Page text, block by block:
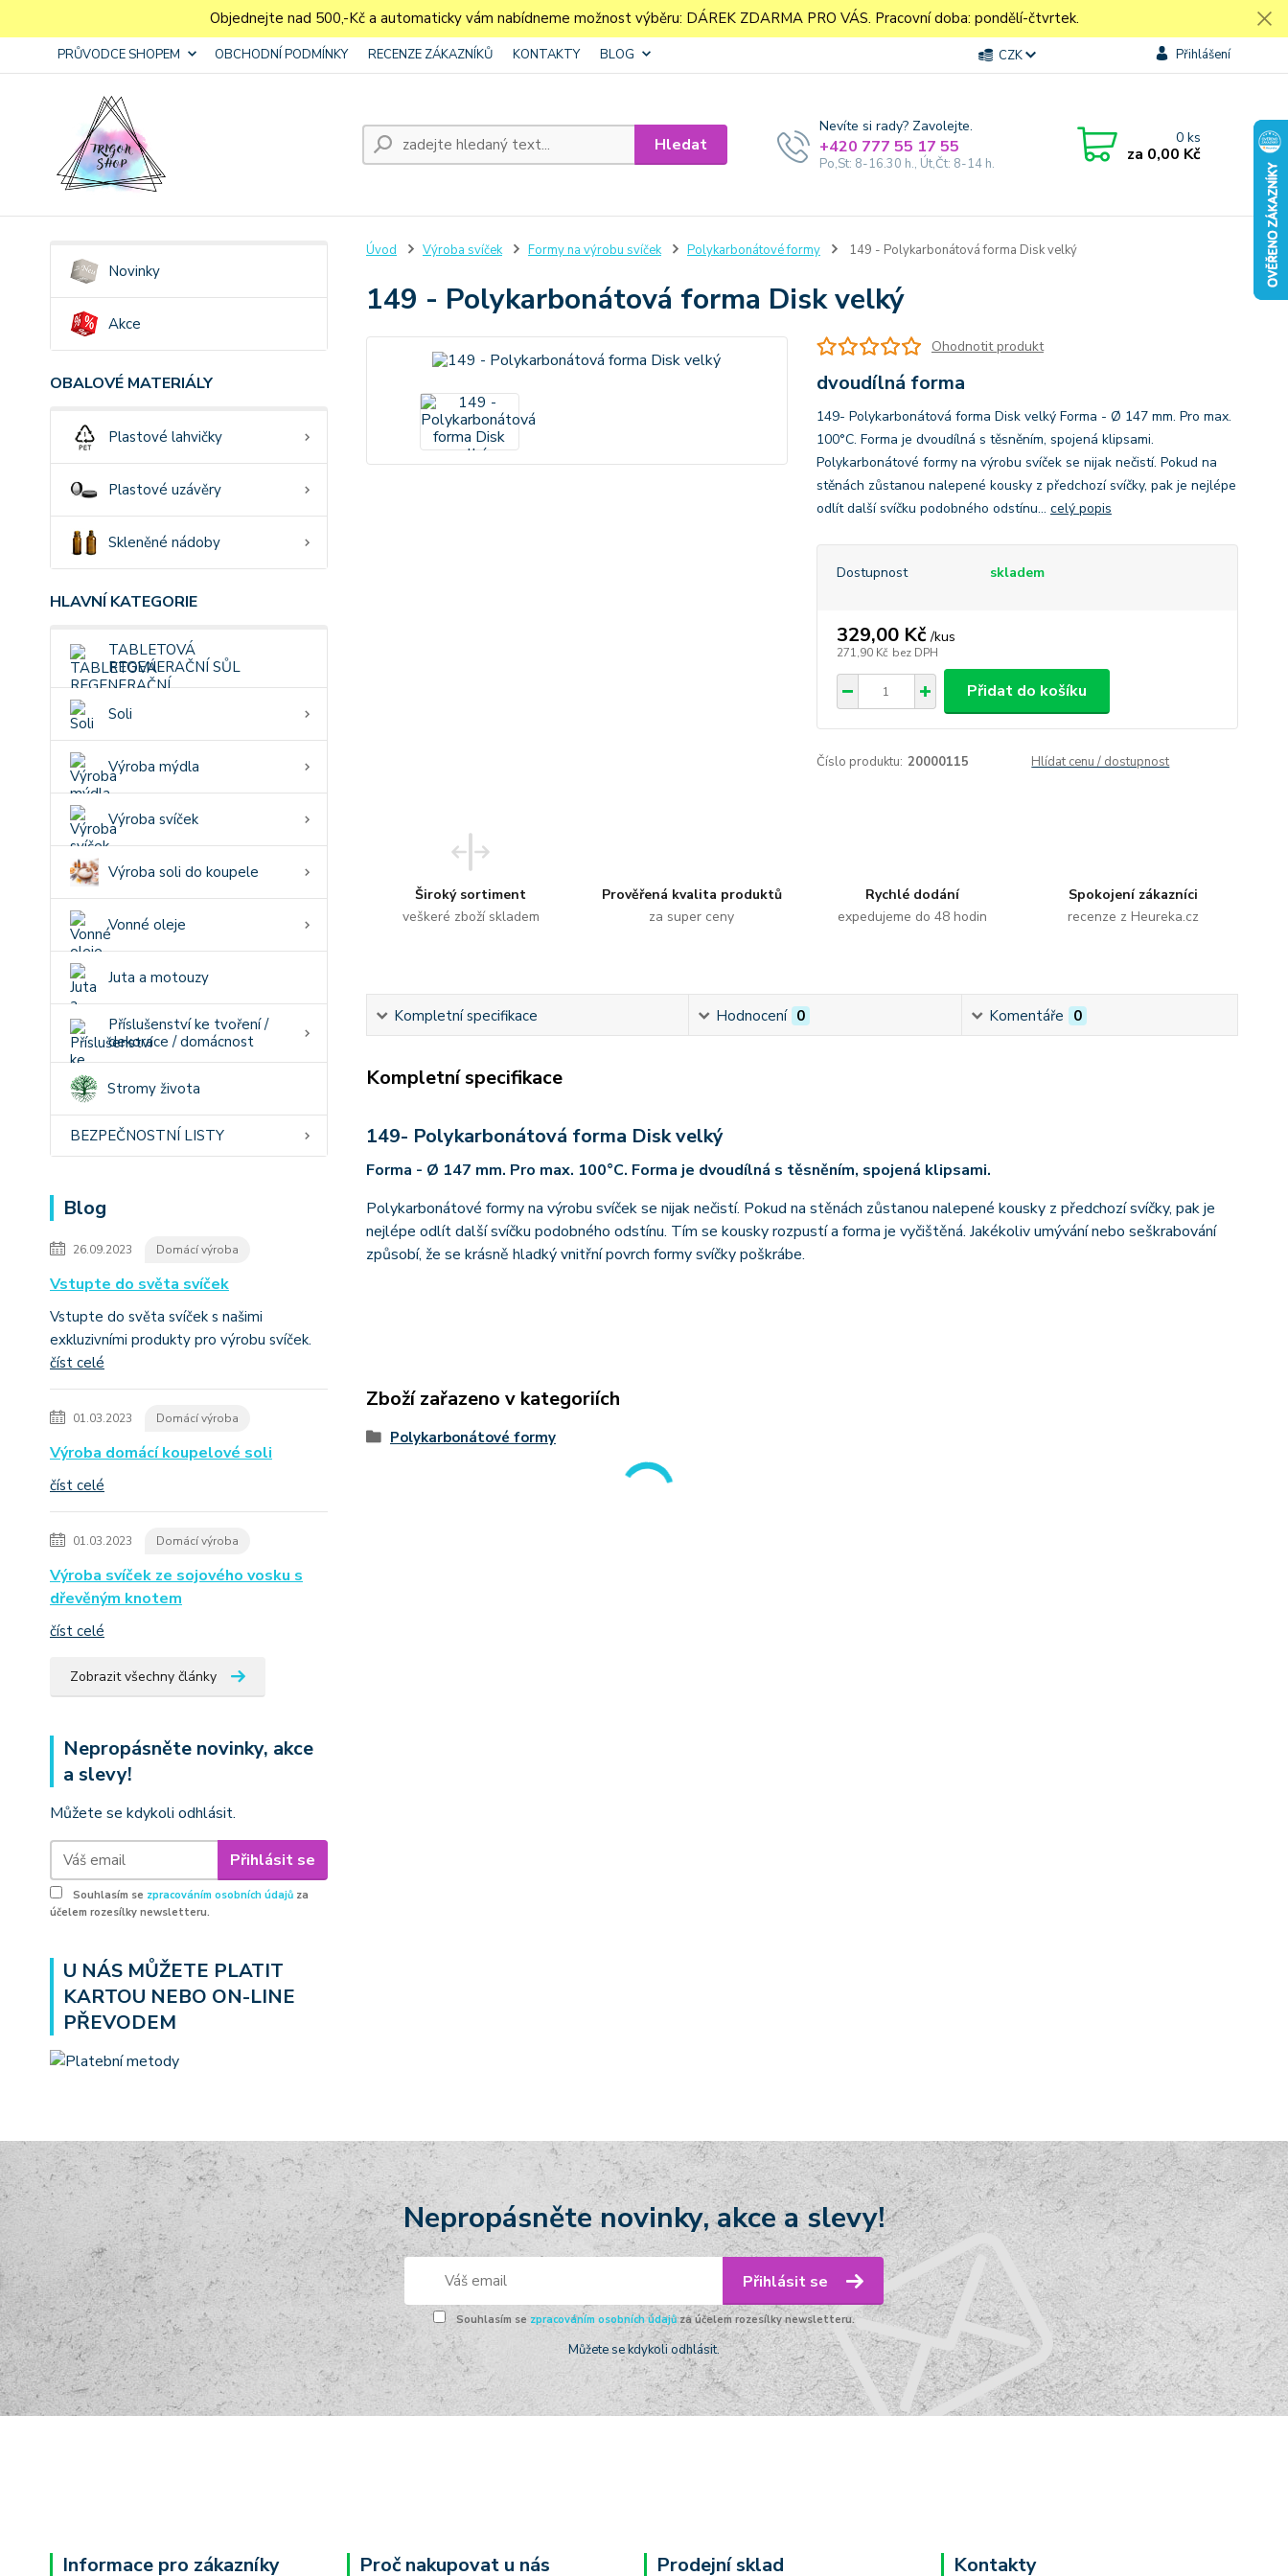
Objednejte nad 500,-Kč a automaticky vám nabídneme možnost výběru: DÁREK ZDARMA PRO VÁS. Pracovní doba: pondělí-čtvrtek.
PRŮVODCE SHOPEM OBCHODNÍ PODMÍNKY RECENZE ZÁKAZNÍKŮ KONTAKTY BLOG CZK Přihlášení
Hledat
Nevíte si rady? Zavolejte.
+420 777 55 17 55
Po,St: 8-16.30 h., Út,Čt: 8-14 h.
0ks
za 0,00 Kč
Novinky
Akce
OBALOVÉ MATERIÁLY
Plastové lahvičky
Plastové uzávěry
Skleněné nádoby
HLAVNÍ KATEGORIE
TABLETOVÁ
REGENERAČNÍ SŮL
Soli
Výroba mýdla
Výroba svíček
Výroba soli do koupele
Vonné oleje
Juta a motouzy
Příslušenství ke tvoření /
dekorace / domácnost
Stromy života
BEZPEČNOSTNÍ LISTY
Blog
26.09.2023 Domácí výroba
Vstupte do světa svíček
Vstupte do světa svíček s našimi
exkluzivními produkty pro výrobu svíček.
číst celé
01.03.2023 Domácí výroba
Výroba domácí koupelové soli
číst celé
01.03.2023 Domácí výroba
Výroba svíček ze sojového vosku s
dřevěným knotem
číst celé
Zobrazit všechny články
Nepropásněte novinky, akce
a slevy!
Můžete se kdykoli odhlásit.
Přihlásit se
Souhlasím se zpracováním osobních údajů za
účelem rozesílky newsletteru.
U NÁS MŮŽETE PLATIT
KARTOU NEBO ON-LINE
PŘEVODEM
Úvod Výroba svíček Formy na výrobu svíček Polykarbonátové formy 149 - Polykarbonátová forma Disk velký
149 - Polykarbonátová forma Disk velký
Ohodnotit produkt
dvoudílná forma
149- Polykarbonátová forma Disk velký Forma - Ø 147 mm. Pro max.
100°C. Forma je dvoudílná s těsněním, spojená klipsami.
Polykarbonátové formy na výrobu svíček se nijak nečistí. Pokud na
stěnách zůstanou nalepené kousky z předchozí svíčky, pak je nejlépe
odlít další svíčku podobného odstínu... celý popis
Dostupnost skladem
329,00 Kč /kus
271,90 Kč bez DPH
Přidat do košíku
Číslo produktu: 20000115 Hlídat cenu / dostupnost
Široký sortiment
veškeré zboží skladem
Prověřená kvalita produktů
za super ceny
Rychlé dodání
expedujeme do 48 hodin
Spokojení zákazníci
recenze z Heureka.cz
Kompletní specifikace Hodnocení 0 Komentáře 0
Kompletní specifikace
149- Polykarbonátová forma Disk velký
Forma - Ø 147 mm. Pro max. 100°C. Forma je dvoudílná s těsněním, spojená klipsami.
Polykarbonátové formy na výrobu svíček se nijak nečistí. Pokud na stěnách zůstanou nalepené kousky z předchozí svíčky, pak je
nejlépe odlít další svíčku podobného odstínu. Tím se kousky rozpustí a forma je vyčištěná. Jakékoliv umývání nebo seškrabování
způsobí, že se krásně hladký vnitřní povrch formy svíčky poškrábe.
Zboží zařazeno v kategoriích
Polykarbonátové formy
Nepropásněte novinky, akce a slevy!
Přihlásit se
Souhlasím se zpracováním osobních údajůza účelem rozesílky newsletteru.
Můžete se kdykoli odhlásit.
Informace pro zákazníky Proč nakupovat u nás Prodejní sklad Kontakty